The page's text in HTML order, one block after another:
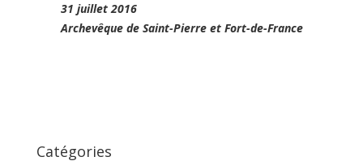
31 juillet 2016
Archevêque de Saint-Pierre et Fort-de-France
Catégories